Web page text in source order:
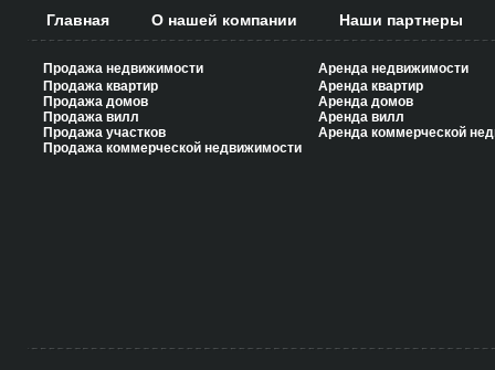
Главная О нашей компании Наши партнеры
Продажа недвижимости
Продажа квартир
Продажа домов
Продажа вилл
Продажа участков
Продажа коммерческой недвижимости
Аренда недвижимости
Аренда квартир
Аренда домов
Аренда вилл
Аренда коммерческой